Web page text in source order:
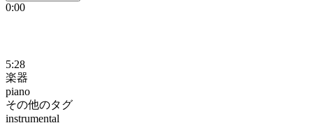
0:00
5:28
楽器
piano
その他のタグ
instrumental